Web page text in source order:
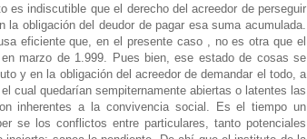
indiscutible que el derecho del acreedor de perseguir
obligación del deudor de pagar esa suma acumulada.
eficiente que, en el presente caso , no es otra que el
marzo de 1.999. Pues bien, ese estado de cosas se
y en la obligación del acreedor de demandar el todo, a
cual quedarían sempiternamente abiertas o latentes las
inherentes a la convivencia social. Es el tiempo un
se los conflictos entre particulares, tanto potenciales